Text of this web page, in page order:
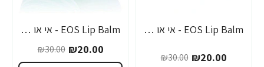
-33% EOS Lip Balm - אי או אס SPF-30 שפתון לחות בטעם אשכוליות - בבית EOS
₪20.00
₪30.00
-33%
EOS Lip Balm - אי או אס SPF-30 שפתון לחות עם אלוורה - בבית EOS
₪20.00
₪30.00